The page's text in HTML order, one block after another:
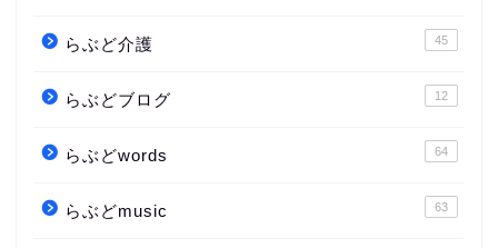
らぶど介護 45
らぶどブログ 12
らぶどwords 64
らぶどmusic 63